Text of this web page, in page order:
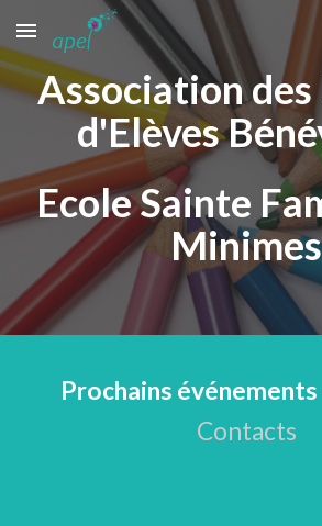
Skip to main content
Association
d'Elèves
Ecole Sainte
Minimes
Prochains événements
Contacts